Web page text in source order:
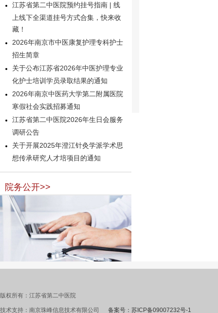
江苏省第二中医院预约挂号指南 | 线
上线下全渠道挂号方式合集，快来收
藏！
2026年南京市中医康复护理专科护士
招生简章
关于公布江苏省2026年中医护理专业
化护士培训学员录取结果的通知
2026年南京中医药大学第二附属医院
寒假社会实践招募通知
江苏省第二中医院2026年生日会服务
调研公告
关于开展2025年澄江针灸学派学术思
想传承研究人才培项目的通知
院务公开>>
版权所有：江苏省第二中医院
技术支持：南京珠峰信息技术有限公司 备案号：苏ICP备09007232号-1